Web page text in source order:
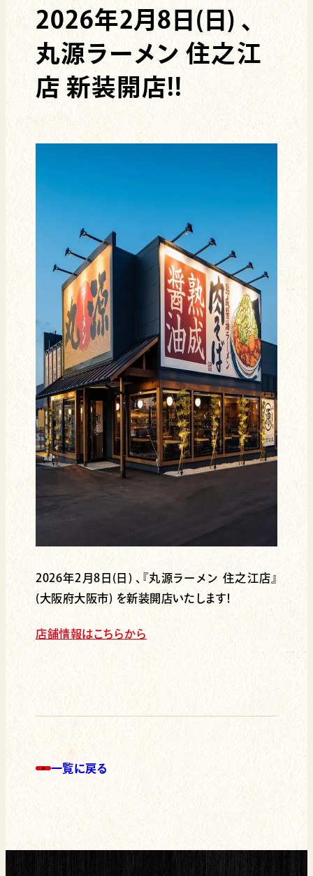
一覧に戻る
2026年2月8日(日) 、
丸源ラーメン 住之江
店 新装開店!!
2026年2月8日(日) 、『丸源ラーメン 住之江店』
(大阪府大阪市) を新装開店いたします！
店舗情報はこちらから